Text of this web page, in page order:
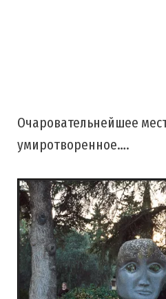
Очаровательнейшее
умиротворенное….